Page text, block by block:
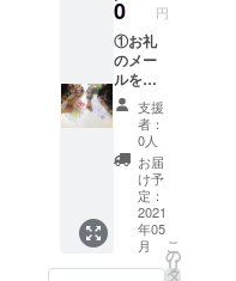
と幸い
お手数
です
が、な
い場合
は、 な
し、と
ご入力
くださ
団体名
等は不
可） ※
サイト
の文字
サイズ
にご指
定がな
い場合
は、中
サイズ
での掲
載とな
ります
大・中
または
小サイ
ズ）。
③子育
て支
援・育
児グッ
ズに関
するモ
ニター
５名ま
で提
供、ま
0 円
①お礼
のメー
ルをお
送りい
たしま
す。②
ご希望
の方の
み、お
名前を
関東多
胎ネッ
トの
支援
者：
0人
お届
け予
定：
2021
年05
月
こ
の
リ
タ